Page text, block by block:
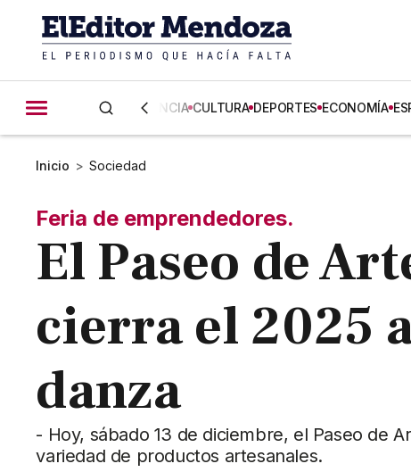
CIENCIA CULTURA DEPORTES ECONOMÍA
Inicio > Sociedad
Feria de emprendedores.
El Paseo de
cierra el 2025
danza
- Hoy, sábado 13 de diciembre, el Paseo de
variedad de productos artesanales.